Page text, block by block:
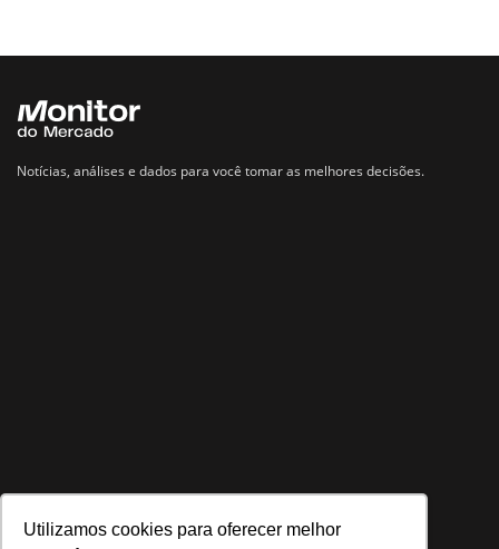
Utilizamos cookies para oferecer melhor
Notícias, análises e dados para você tomar as melhores decisões.
Navegue no site